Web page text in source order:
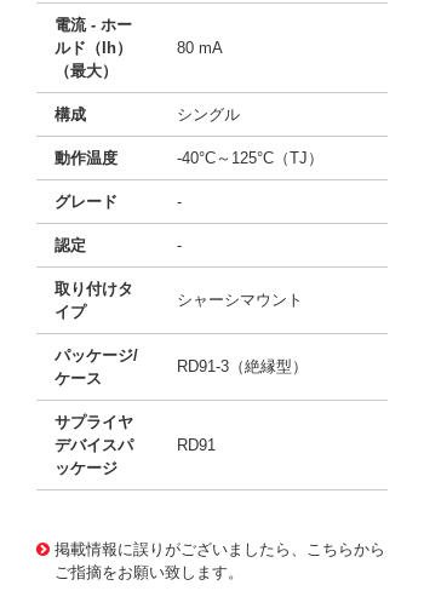
電流 - ホー
ルド（Ih）
（最大）
80 mA
構成 シングル
動作温度 -40°C～125°C（TJ）
グレード -
認定 -
取り付けタ
イプ
シャーシマウント
パッケージ/
ケース
RD91-3（絶縁型）
サプライヤ
デバイスパ
ッケージ
RD91
掲載情報に誤りがございましたら、こちらから
ご指摘をお願い致します。